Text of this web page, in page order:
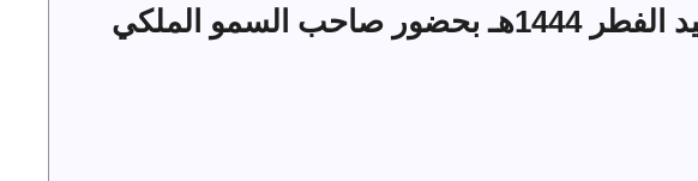
حفل أهالي الجوف بعيد الفطر 1444هـ بحضور صاحب السمو الملكي